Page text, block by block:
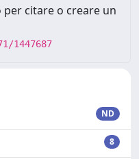
citare o creare un
1447687
ND
8